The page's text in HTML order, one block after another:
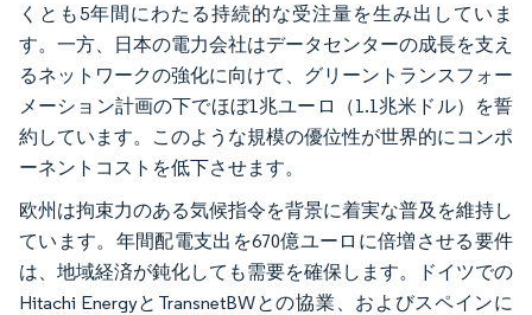
くとも5年間にわたる持続的な受注量を生み出していま
す。一方、日本の電力会社はデータセンターの成長を支え
るネットワークの強化に向けて、グリーントランスフォー
メーション計画の下でほぼ1兆ユーロ（1.1兆米ドル）を誓
約しています。このような規模の優位性が世界的にコンポ
ーネントコストを低下させます。
欧州は拘束力のある気候指令を背景に着実な普及を維持し
ています。年間配電支出を670億ユーロに倍増させる要件
は、地域経済が鈍化しても需要を確保します。ドイツでの
Hitachi EnergyとTransnetBWとの協業、およびスペインに